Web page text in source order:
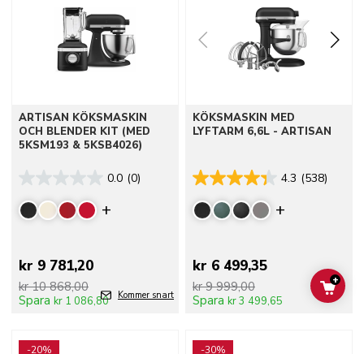
ARTISAN KÖKSMASKIN
OCH BLENDER KIT (MED
5KSM193 & 5KSB4026)
0.0 (0)
Display more colors
kr 9 781,20
kr 10 868,00
Spara kr 1 086,80 Kommer snart
KÖKSMASKIN MED
LYFTARM 6,6L - ARTISAN
4.3 (538)
Display
kr 6 499,35
kr 9 999,00
Spara kr 3 499,65
ADD
+
-20% -30%